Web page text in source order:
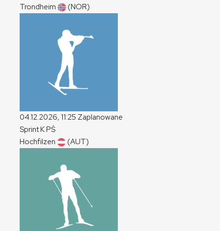
Trondheim
(NOR)
04.12.2026, 11:25 Zaplanowane
SprintKPŚ
Hochfilzen
(AUT)